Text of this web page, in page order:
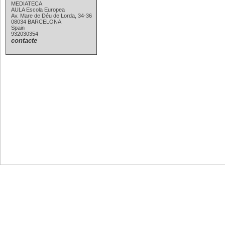
MEDIATECA
AULA Escola Europea
Av. Mare de Déu de Lorda, 34-36
08034 BARCELONA
Spain
932030354
contacte